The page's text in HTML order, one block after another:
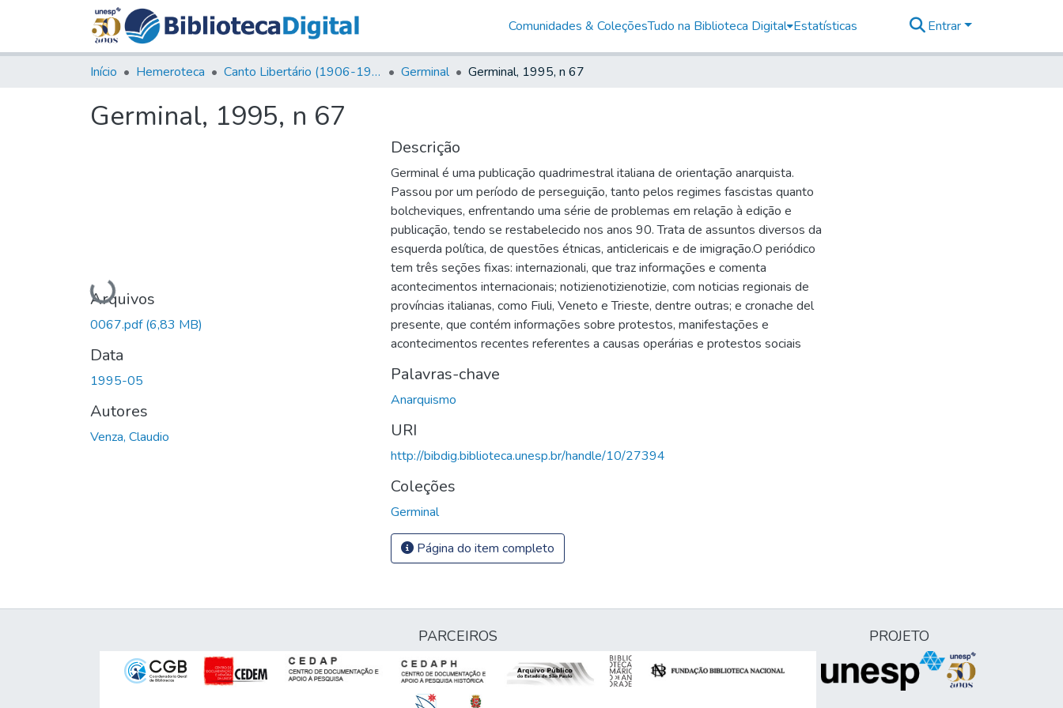
Comunidades & ColeçõesTudo na Biblioteca Digital Estatísticas Entrar
Início Hemeroteca Canto Libertário (1906-1995) Germinal Germinal, 1995, n 67
Germinal, 1995, n 67
Carregando...
Arquivos
0067.pdf(6,83 MB)
Data
1995-05
Autores
Venza, Claudio
Descrição
Germinal é uma publicação quadrimestral italiana de orientação anarquista.
Passou por um período de perseguição, tanto pelos regimes fascistas quanto
bolcheviques, enfrentando uma série de problemas em relação à edição e
publicação, tendo se restabelecido nos anos 90. Trata de assuntos diversos da
esquerda política, de questões étnicas, anticlericais e de imigração.O periódico
tem três seções fixas: internazionali, que traz informações e comenta
acontecimentos internacionais; notizienotizienotizie, com noticias regionais de
províncias italianas, como Fiuli, Veneto e Trieste, dentre outras; e cronache del
presente, que contém informações sobre protestos, manifestações e
acontecimentos recentes referentes a causas operárias e protestos sociais
Palavras-chave
Anarquismo
URI
http://bibdig.biblioteca.unesp.br/handle/10/27394
Coleções
Germinal
Página do item completo
PARCEIROS PROJETO